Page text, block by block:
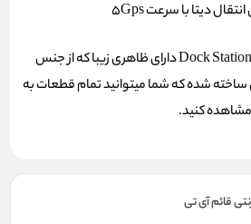
هاب و یا Dock Station Recci RH17 دارای ظاهری زیبا که از جنس
شده که شما میتوانید تمام قطعات به
مشاهده کنید.
قائم آی تی